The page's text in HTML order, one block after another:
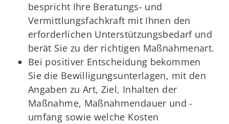
bespricht Ihre Beratungs- und
Vermittlungsfachkraft mit Ihnen den
erforderlichen Unterstützungsbedarf und
berät Sie zu der richtigen Maßnahmenart.
Bei positiver Entscheidung bekommen
Sie die Bewilligungsunterlagen, mit den
Angaben zu Art, Ziel, Inhalten der
Maßnahme, Maßnahmendauer und -
umfang sowie welche Kosten